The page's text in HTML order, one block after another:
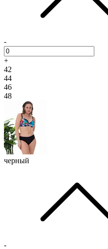
-
+
42
44
46
48
черный
-